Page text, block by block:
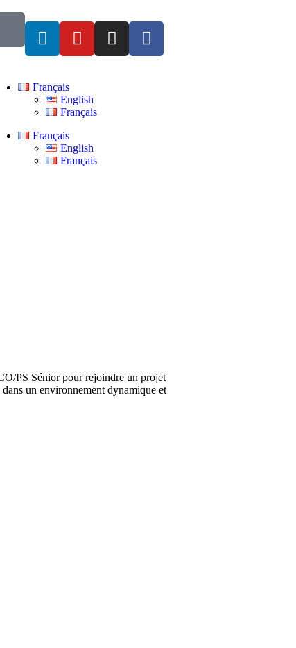
Français
English
Français
Français
English
Français
PS Sénior pour rejoindre un projet
un environnement dynamique et